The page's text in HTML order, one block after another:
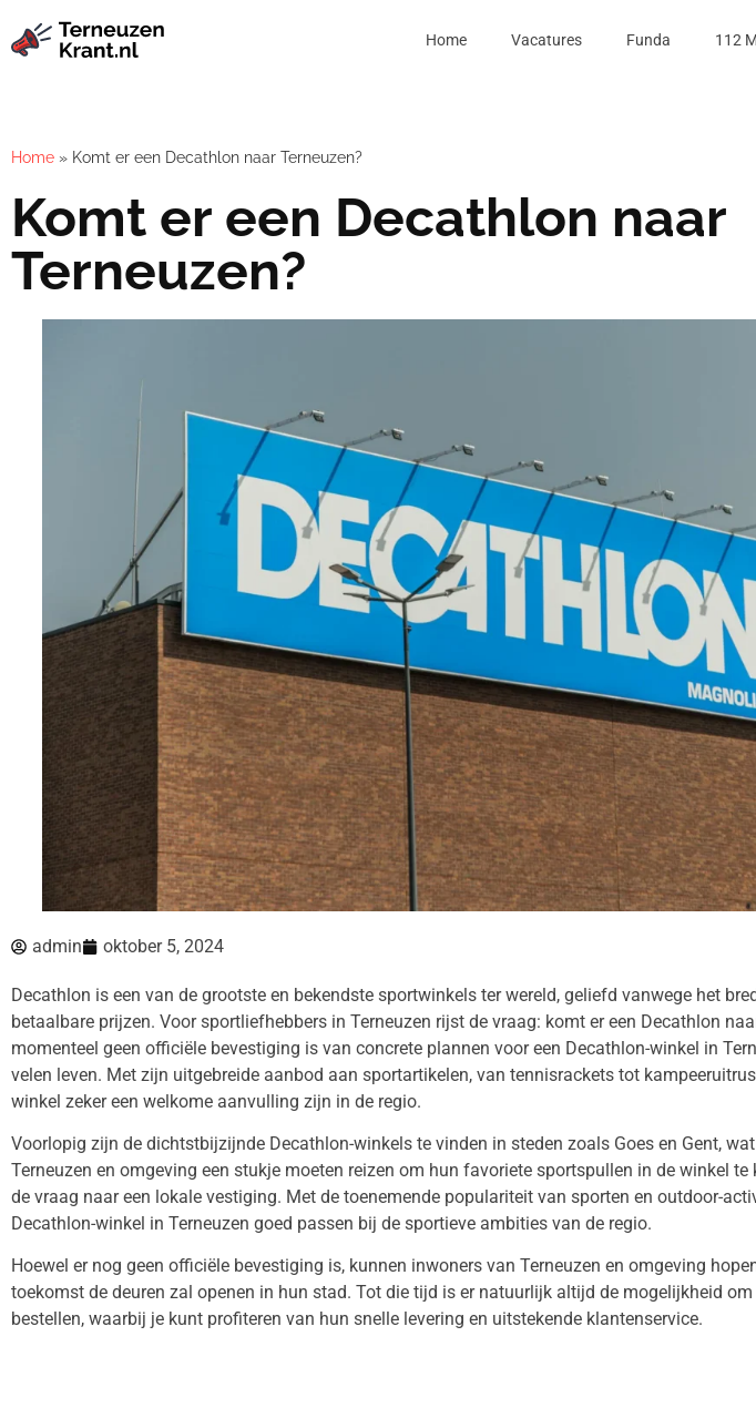
Home Vacatures Funda 112
Home » Komt er een Decathlon naar Terneuzen?
Komt er een Decathlon naar
Terneuzen?
admin oktober 5, 2024
Decathlon is een van de grootste en bekendste sportwinkels ter wereld, geliefd vanwege het
betaalbare prijzen. Voor sportliefhebbers in Terneuzen rijst de vraag: komt er een Decathlon
momenteel geen officiële bevestiging is van concrete plannen voor een Decathlon-winkel in
velen leven. Met zijn uitgebreide aanbod aan sportartikelen, van tennisrackets tot
winkel zeker een welkome aanvulling zijn in de regio.
Voorlopig zijn de dichtstbijzijnde Decathlon-winkels te vinden in steden zoals Goes en Gent,
Terneuzen en omgeving een stukje moeten reizen om hun favoriete sportspullen in de winkel te
de vraag naar een lokale vestiging. Met de toenemende populariteit van sporten en outdoor-
Decathlon-winkel in Terneuzen goed passen bij de sportieve ambities van de regio.
Hoewel er nog geen officiële bevestiging is, kunnen inwoners van Terneuzen en omgeving
toekomst de deuren zal openen in hun stad. Tot die tijd is er natuurlijk altijd de mogelijkheid
bestellen, waarbij je kunt profiteren van hun snelle levering en uitstekende klantenservice.